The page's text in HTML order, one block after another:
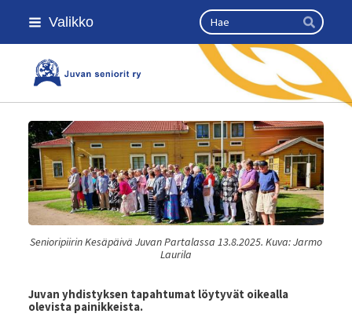
Siirry
sivun
Valikko Haku
Hae
Kansallinen senioriliitto
Senioripiirin Kesäpäivä Juvan Partalassa 13.8.2025. Kuva: Jarmo
Laurila
Juvan yhdistyksen tapahtumat löytyvät oikealla
olevista painikkeista.